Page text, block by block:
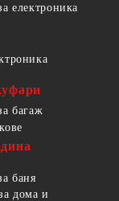
електроника
багаж
баня
дома и